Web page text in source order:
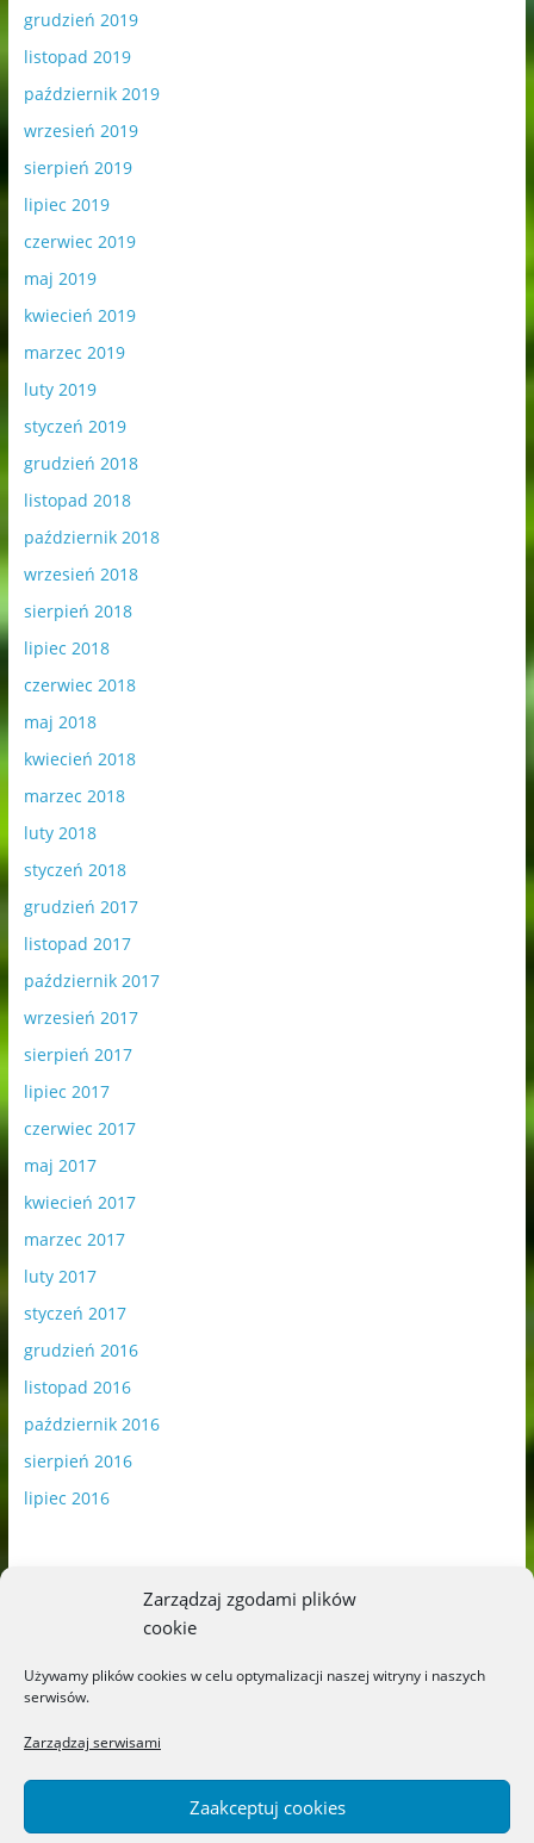
Zarządzaj zgodami plików
cookie
Używamy plików cookies w celu optymalizacji naszej witryny i naszych
serwisów.
Zarządzaj serwisami
Zaakceptuj cookies
grudzień 2019
listopad 2019
październik 2019
wrzesień 2019
sierpień 2019
lipiec 2019
czerwiec 2019
maj 2019
kwiecień 2019
marzec 2019
luty 2019
styczeń 2019
grudzień 2018
listopad 2018
październik 2018
wrzesień 2018
sierpień 2018
lipiec 2018
czerwiec 2018
maj 2018
kwiecień 2018
marzec 2018
luty 2018
styczeń 2018
grudzień 2017
listopad 2017
październik 2017
wrzesień 2017
sierpień 2017
lipiec 2017
czerwiec 2017
maj 2017
kwiecień 2017
marzec 2017
luty 2017
styczeń 2017
grudzień 2016
listopad 2016
październik 2016
sierpień 2016
lipiec 2016